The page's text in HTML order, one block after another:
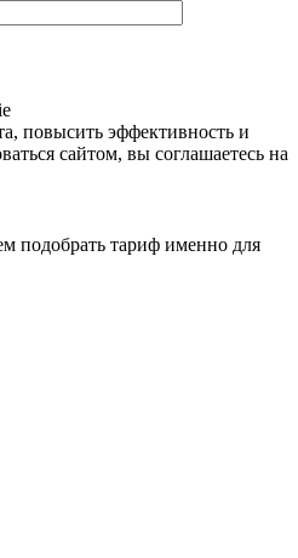
повысить эффективность и
сайтом, вы соглашаетесь на
тариф именно для